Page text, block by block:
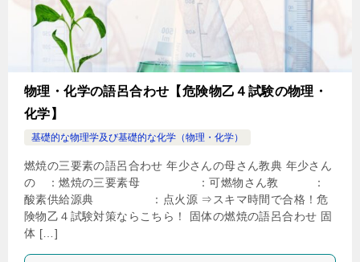
物理・化学の語呂合わせ【危険物乙４試験の物理・
化学】
基礎的な物理学及び基礎的な化学（物理・化学）
燃焼の三要素の語呂合わせ 年少さんの母さん教典 年少さん
の ：燃焼の三要素母 ：可燃物さん教 ：
酸素供給源典 ：点火源 ⇒スキマ時間で合格！危
険物乙４試験対策ならこちら！ 固体の燃焼の語呂合わせ 固
体 […]